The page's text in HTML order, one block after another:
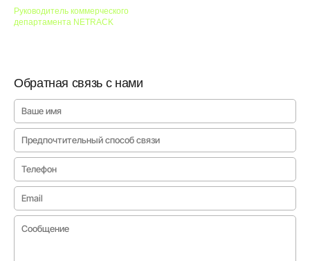
Руководитель коммерческого
департамента NETRACK
Обратная связь с нами